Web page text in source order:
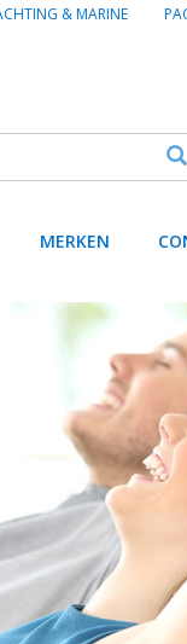
& MARINE
MERKEN